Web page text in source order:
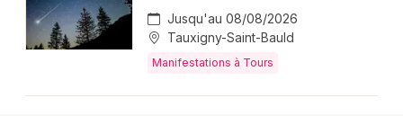
Jusqu'au 08/08/2026
Tauxigny-Saint-Bauld
Manifestations à Tours